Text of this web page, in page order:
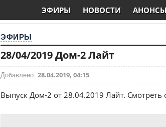
ЭФИРЫ НОВОСТИ АНОНСЫ
ЭФИРЫ
28/04/2019 Дом-2 Лайт
Добавлено: 28.04.2019, 04:15
Выпуск Дом-2 от 28.04.2019 Лайт. Смотреть